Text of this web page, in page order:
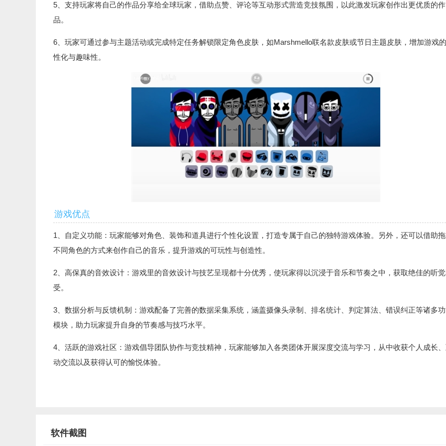
5、支持玩家将自己的作品分享给全球玩家，借助点赞、评论等互动形式营造竞技氛围，以此激发玩家创作出更优质的作
品。
6、玩家可通过参与主题活动或完成特定任务解锁限定角色皮肤，如Marshmello联名款皮肤或节日主题皮肤，增加游戏
性化与趣味性。
游戏优点
1、自定义功能：玩家能够对角色、装饰和道具进行个性化设置，打造专属于自己的独特游戏体验。另外，还可以借助
不同角色的方式来创作自己的音乐，提升游戏的可玩性与创造性。
2、高保真的音效设计：游戏里的音效设计与技艺呈现都十分优秀，使玩家得以沉浸于音乐和节奏之中，获取绝佳的听
受。
3、数据分析与反馈机制：游戏配备了完善的数据采集系统，涵盖摄像头录制、排名统计、判定算法、错误纠正等诸多
模块，助力玩家提升自身的节奏感与技巧水平。
4、活跃的游戏社区：游戏倡导团队协作与竞技精神，玩家能够加入各类团体开展深度交流与学习，从中收获个人成长
动交流以及获得认可的愉悦体验。
软件截图